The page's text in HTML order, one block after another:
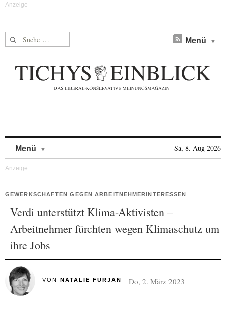
Suche nach: Menü
Menü Sa, 8. Aug 2026
GEWERKSCHAFTEN GEGEN ARBEITNEHMERINTERESSEN
Verdi unterstützt Klima-Aktivisten –
Arbeitnehmer fürchten wegen Klimaschutz um
ihre Jobs
VON NATALIE FURJAN Do, 2. März 2023